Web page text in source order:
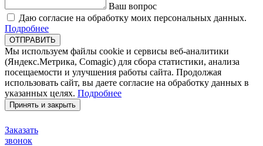
Ваш вопрос
Даю согласие на обработку моих персональных данных.
Подробнее
ОТПРАВИТЬ
Мы используем файлы cookie и сервисы веб-аналитики
(Яндекс.Метрика, Comagic) для сбора статистики, анализа
посещаемости и улучшения работы сайта. Продолжая
использовать сайт, вы даете согласие на обработку данных в
указанных целях. Подробнее
Принять и закрыть
Заказать
звонок